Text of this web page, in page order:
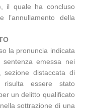
il quale ha concluso
l’annullamento della
la pronuncia indicata
emessa nei
distaccata di
risulta essere stato
un delitto qualificato
sottrazione di una